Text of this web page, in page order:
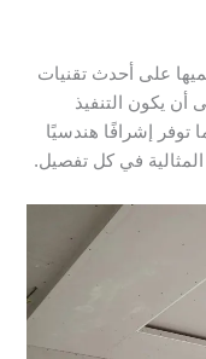
على أحدث تقنيات
يكون التنفيذ
توفر إشرافًا هندسيًا
في كل تفصيل.